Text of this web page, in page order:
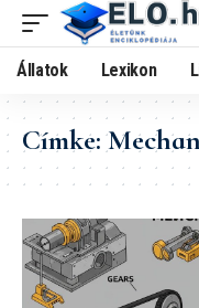
Állatok Lexikon
Címke: